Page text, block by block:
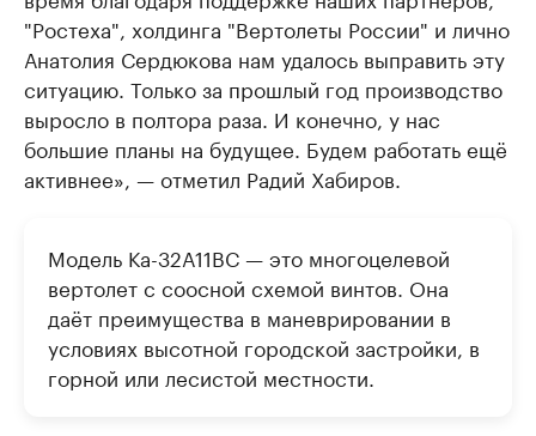
"Ростеха", холдинга "Вертолеты России" и лично
Анатолия Сердюкова нам удалось выправить эту
ситуацию. Только за прошлый год производство
выросло в полтора раза. И конечно, у нас
большие планы на будущее. Будем работать ещё
активнее», — отметил Радий Хабиров.
Модель Ка-32А11ВС — это многоцелевой
вертолет с соосной схемой винтов. Она
даёт преимущества в маневрировании в
условиях высотной городской застройки, в
горной или лесистой местности.